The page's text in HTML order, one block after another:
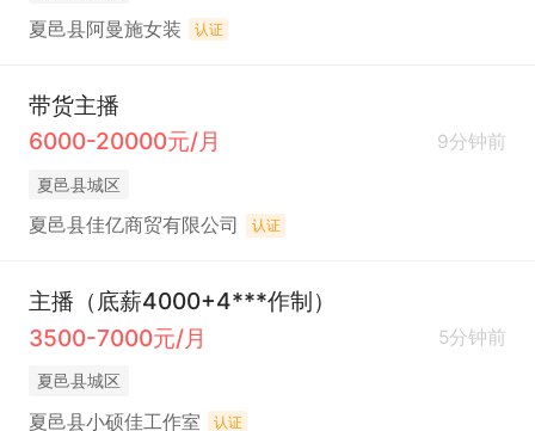
夏邑县阿曼施女装 认证
带货主播
6000-20000元/月
9分钟前
夏邑县城区
夏邑县佳亿商贸有限公司 认证
主播（底薪4000+4***作制）
3500-7000元/月
5分钟前
夏邑县城区
夏邑县小硕佳工作室 认证